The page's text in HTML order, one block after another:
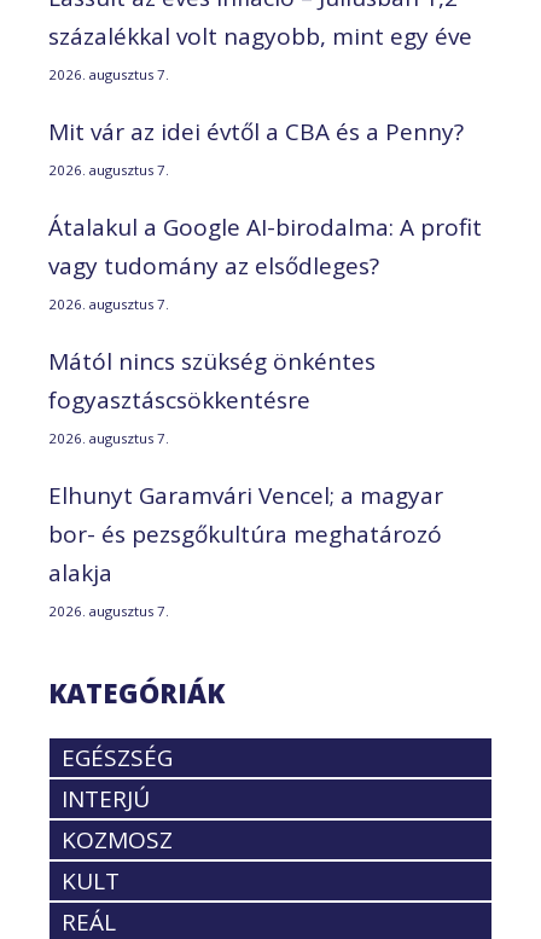
százalékkal volt nagyobb, mint egy éve
2026. augusztus 7.
Mit vár az idei évtől a CBA és a Penny?
2026. augusztus 7.
Átalakul a Google AI-birodalma: A profit
vagy tudomány az elsődleges?
2026. augusztus 7.
Mától nincs szükség önkéntes
fogyasztáscsökkentésre
2026. augusztus 7.
Elhunyt Garamvári Vencel; a magyar
bor- és pezsgőkultúra meghatározó
alakja
2026. augusztus 7.
KATEGÓRIÁK
EGÉSZSÉG
INTERJÚ
KOZMOSZ
KULT
REÁL